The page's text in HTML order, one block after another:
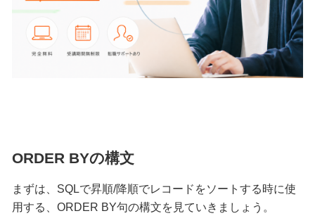
ORDER BYの構文
まずは、SQLで昇順/降順でレコードをソートする時に使
用する、 ORDER BY句の構文を見ていきましょう。